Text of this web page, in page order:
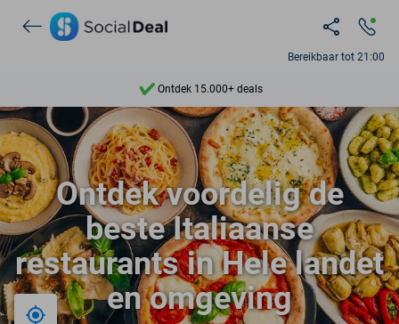
Bereikbaar tot 21:00
Ontdek 15.000+ deals
7 dagen per week beschikbaar
10+ miljoen leden
9,4
Ontdek 15.000+ deals
Ontdek voordelig de
beste Italiaanse
restaurants in Hele landet
en omgeving
Bij mij in de buurt